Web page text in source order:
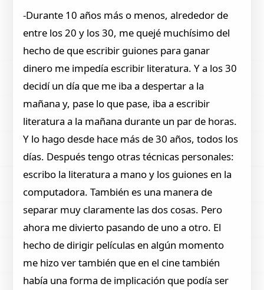
-Durante 10 años más o menos, alrededor de
entre los 20 y los 30, me quejé muchísimo del
hecho de que escribir guiones para ganar
dinero me impedía escribir literatura. Y a los 30
decidí un día que me iba a despertar a la
mañana y, pase lo que pase, iba a escribir
literatura a la mañana durante un par de horas.
Y lo hago desde hace más de 30 años, todos los
días. Después tengo otras técnicas personales:
escribo la literatura a mano y los guiones en la
computadora. También es una manera de
separar muy claramente las dos cosas. Pero
ahora me divierto pasando de uno a otro. El
hecho de dirigir películas en algún momento
me hizo ver también que en el cine también
había una forma de implicación que podía ser